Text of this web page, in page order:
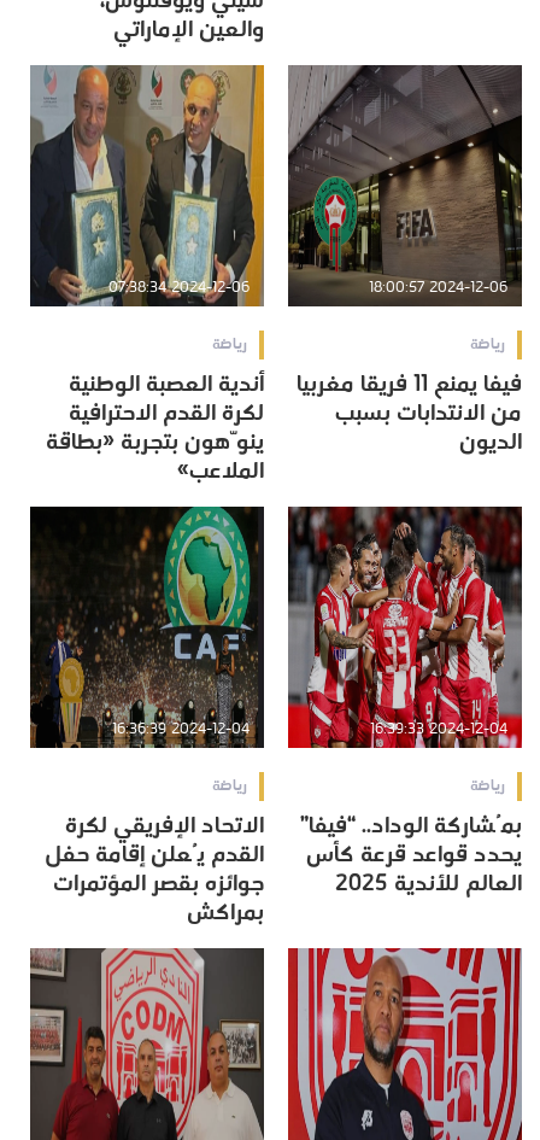
والعين الإماراتي
2024-12-06 18:00:57
رياضة
فيفا يمنع 11 فريقا مغربيا
من الانتدابات بسبب
الديون
2024-12-06 07:38:34
رياضة
أندية العصبة الوطنية
لكرة القدم الاحترافية
ينوّهون بتجربة «بطاقة
الملاعب»
2024-12-04 16:39:33
رياضة
بمُشاركة الوداد.. “فيفا”
يحدد قواعد قرعة كأس
العالم للأندية 2025
2024-12-04 16:36:39
رياضة
الاتحاد الإفريقي لكرة
القدم يُعلن إقامة حفل
جوائزه بقصر المؤتمرات
بمراكش